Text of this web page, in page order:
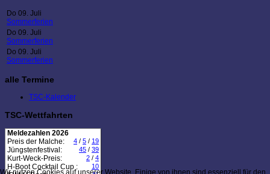
Do 09. Juli
Sommerferien
Do 09. Juli
Sommerferien
Do 09. Juli
Sommerferien
alle Termine
TSC-Kalender
TSC-Wettfahrten
Meldezahlen 2026
Preis der Malche:
4 / 5 / 19
Jüngstenfestival: 45 / 39
Kurt-Weck-Preis: 2 / 4
H-Boot Cocktail Cup : 10
Wir nutzen Cookies auf unserer Website. Einige von ihnen sind essenziell für den